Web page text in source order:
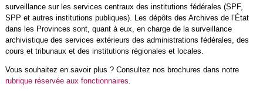
surveillance sur les services centraux des institutions fédérales (SPF,
SPP et autres institutions publiques). Les dépôts des Archives de l’État
dans les Provinces sont, quant à eux, en charge de la surveillance
archivistique des services extérieurs des administrations fédérales, des
cours et tribunaux et des institutions régionales et locales.
Vous souhaitez en savoir plus ? Consultez nos brochures dans notre
rubrique réservée aux fonctionnaires